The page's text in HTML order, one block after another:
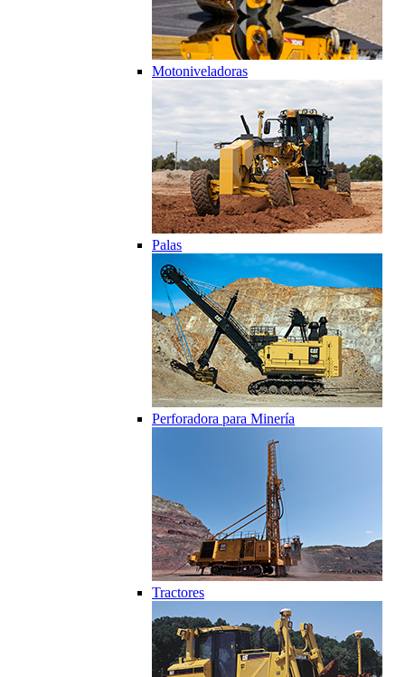
Motoniveladoras
Palas
Perforadora para Minería
Tractores